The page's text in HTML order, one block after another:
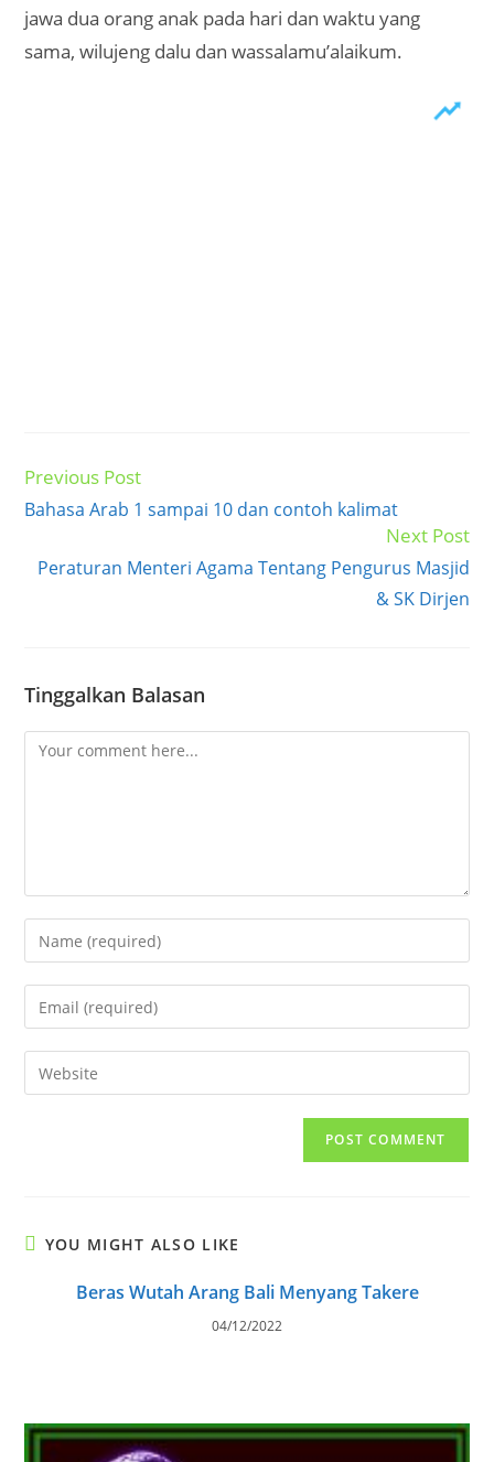
jawa dua orang anak pada hari dan waktu yang
sama, wilujeng dalu dan wassalamu’alaikum.
Read
more
articles
Previous Post
Bahasa Arab 1 sampai 10 dan contoh kalimat
Next Post
Peraturan Menteri Agama Tentang Pengurus Masjid
& SK Dirjen
Tinggalkan Balasan
Comment
Enter
your
name
comment
Enter
your
email
address
Enter
your
YOU MIGHT ALSO LIKE
Beras Wutah Arang Bali Menyang Takere
04/12/2022